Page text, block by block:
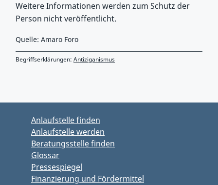
Weitere Informationen werden zum Schutz der
Person nicht veröffentlicht.
Quelle: Amaro Foro
Begriffserklärungen: Antiziganismus
Anlaufstelle finden
Anlaufstelle werden
Beratungsstelle finden
Glossar
Pressespiegel
Finanzierung und Fördermittel